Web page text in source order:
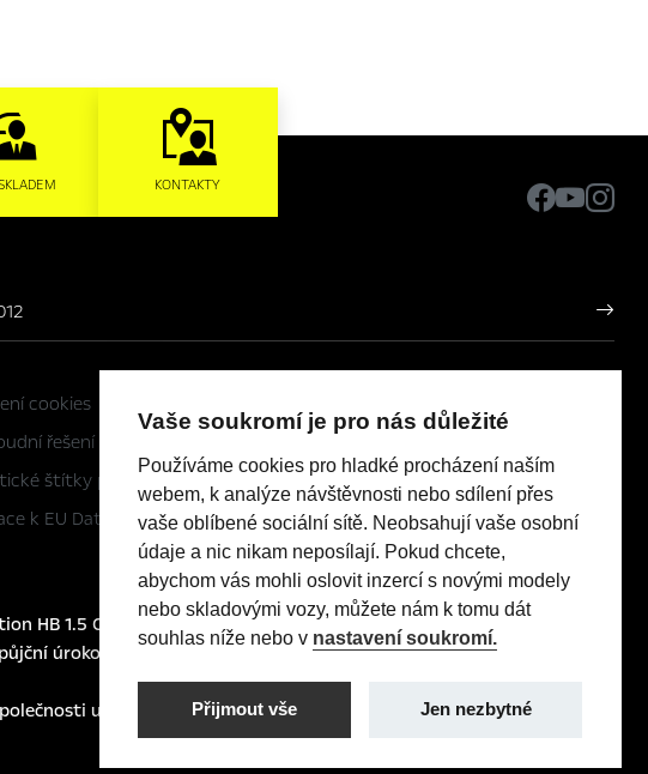
KONTAKTY
cookies
řešení sporů
štítky pneumatik
k EU Data Act
Realizace 2023Comin.cz, s.r.o.
lead management GROWITO
1.5 CDTI (96 kW/130 k) AT8: Pořizovací cena s DPH: 579 990 Kč,
úroková sazba: 1,24% p.a., nabídka je určena pro fyzické osoby
uskutečnit jakékoliv transakce.
Vaše soukromí je pro nás důležité
Používáme cookies pro hladké procházení naším
webem, k analýze návštěvnosti nebo sdílení přes
vaše oblíbené sociální sítě. Neobsahují vaše osobní
údaje a nic nikam neposílají. Pokud chcete,
abychom vás mohli oslovit inzercí s novými modely
nebo skladovými vozy, můžete nám k tomu dát
souhlas níže nebo v nastavení soukromí.
Přijmout vše Jen nezbytné